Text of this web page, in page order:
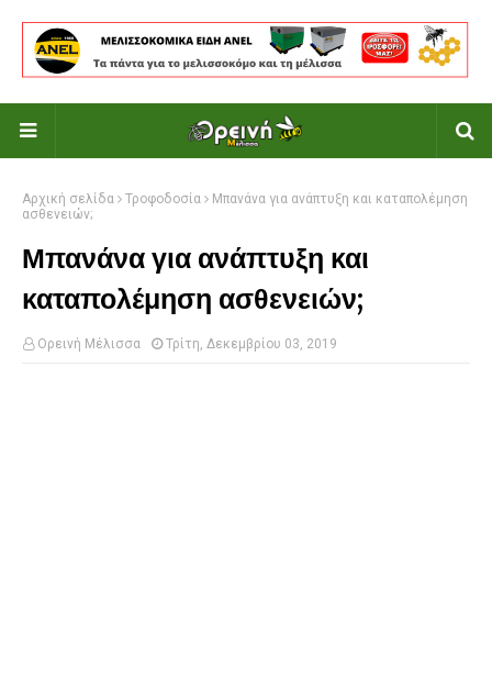
Αρχική σελίδα Τροφοδοσία
Μπανάνα για ανάπτυξη και καταπολέμηση
ασθενειών;
Μπανάνα για ανάπτυξη και
καταπολέμηση ασθενειών;
Ορεινή Μέλισσα Τρίτη, Δεκεμβρίου 03, 2019